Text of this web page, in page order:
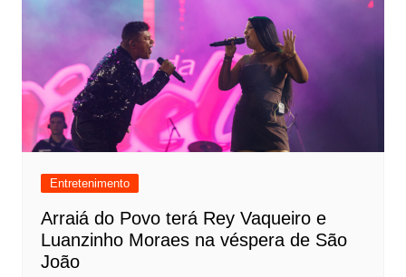
Entretenimento
Arraiá do Povo terá Rey Vaqueiro e
Luanzinho Moraes na véspera de São
João